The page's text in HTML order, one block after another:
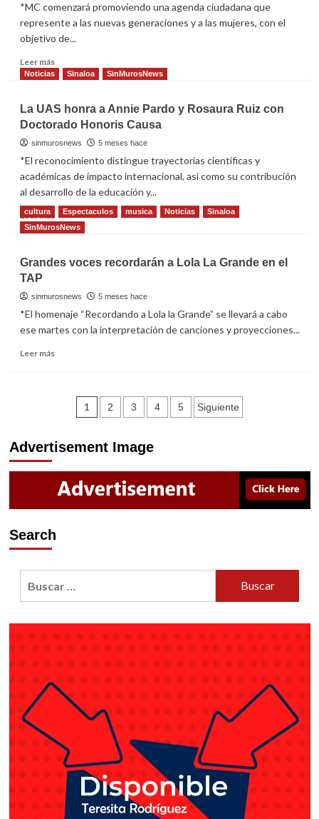
85
mil
personas
una
noche
en
Los
*MC comenzará promoviendo una agenda ciudadana que
represente a las nuevas generaciones y a las mujeres, con el
objetivo de...
Leer másRead
more
y
mujeres
de
Movimiento
Sinaloa
fortalecen
estructura
rumbo
al
del
Noticias Sinaloa SinMurosNews
La UAS honra a Annie Pardo y Rosaura Ruiz con
Doctorado Honoris Causa
sinmurosnews 5 meses hace
*El reconocimiento distingue trayectorias científicas y
académicas de impacto internacional, así como su contribución
al desarrollo de la educación y...
Leer más Read
more
UAS
a
Annie
Pardo
y
Honoris
Causa
cultura Espectaculos musica Noticias
Sinaloa
SinMurosNews
Grandes voces recordarán a Lola La Grande en el
TAP
sinmurosnews 5 meses hace
*El homenaje “Recordando a Lola la Grande” se llevará a cabo
ese martes con la interpretación de canciones y proyecciones...
Leer másRead
recordarán
Lola
Grande
en
Navegación
entradas
1 2 3 4 5 Siguiente
Advertisement Image
Search